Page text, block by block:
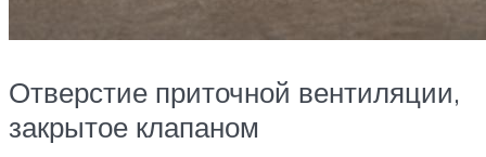
Отверстие приточной вентиляции,
закрытое клапаном